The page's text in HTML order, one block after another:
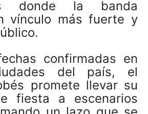
donde la banda
vínculo más fuerte y
confirmadas en
del país, el
promete llevar su
fiesta a escenarios